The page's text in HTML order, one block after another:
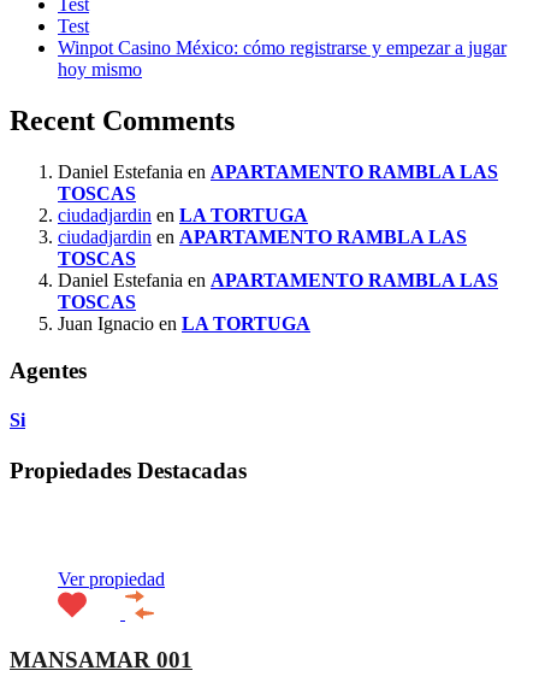
Test
Test
Winpot Casino México: cómo registrarse y empezar a jugar
hoy mismo
Recent Comments
Daniel Estefania en APARTAMENTO RAMBLA LAS
TOSCAS
ciudadjardin en LA TORTUGA
ciudadjardin en APARTAMENTO RAMBLA LAS
TOSCAS
Daniel Estefania en APARTAMENTO RAMBLA LAS
TOSCAS
Juan Ignacio en LA TORTUGA
Agentes
Si
Propiedades Destacadas
Ver propiedad
MANSAMAR 001